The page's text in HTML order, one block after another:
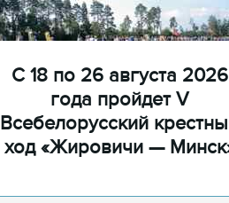
С 18 по 26 августа 2026
года пройдет V
Всебелорусский
ход «Жировичи —